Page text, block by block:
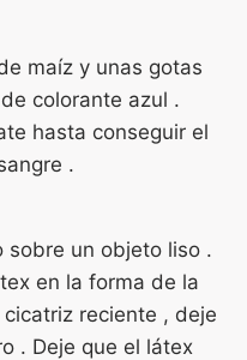
maíz y unas gotas
colorante azul .
hasta conseguir el
.
sobre un objeto liso .
en la forma de la
reciente , deje
. Deje que el látex